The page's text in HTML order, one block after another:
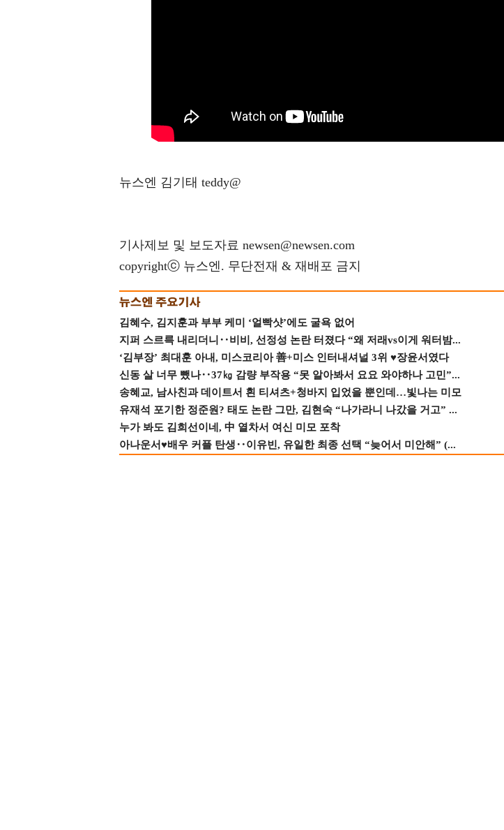
뉴스엔 김기태 teddy@
기사제보 및 보도자료 newsen@newsen.com
copyrightⓒ 뉴스엔. 무단전재 & 재배포 금지
김혜수, 김지훈과 부부 케미 ‘얼빡샷’에도 굴욕 없어
지퍼 스르륵 내리더니‥비비, 선정성 논란 터졌다 “왜 저래vs이게 워터밤...
‘김부장’ 최대훈 아내, 미스코리아 善+미스 인터내셔널 3위 ♥장윤서였다
신동 살 너무 뺐나‥37㎏ 감량 부작용 “못 알아봐서 요요 와야하나 고민”...
송혜교, 남사친과 데이트서 흰 티셔츠+청바지 입었을 뿐인데…빛나는 미모
유재석 포기한 정준원? 태도 논란 그만, 김현숙 “나가라니 나갔을 거고” ...
누가 봐도 김희선이네, 中 열차서 여신 미모 포착
아나운서♥배우 커플 탄생‥이유빈, 유일한 최종 선택 “늦어서 미안해” (...